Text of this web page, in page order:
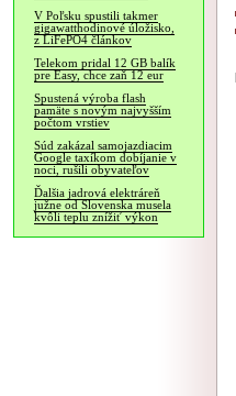
V Poľsku spustili takmer
gigawatthodinové úložisko,
z LiFePO4 článkov
Telekom pridal 12 GB balík
pre Easy, chce zaň 12 eur
Spustená výroba flash
pamäte s novým najvyšším
počtom vrstiev
Súd zakázal samojazdiacim
Google taxíkom dobíjanie v
noci, rušili obyvateľov
Ďalšia jadrová elektráreň
južne od Slovenska musela
kvôli teplu znížiť výkon